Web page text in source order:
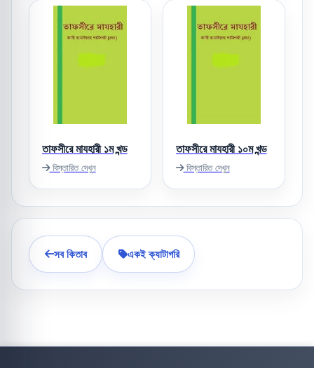
তাফসীরে মাযহারী ১ম খন্ড
বিস্তারিত দেখুন
তাফসীরে মাযহারী ১০ম খন্ড
বিস্তারিত দেখুন
সব কিতাব একই ক্যাটাগরি